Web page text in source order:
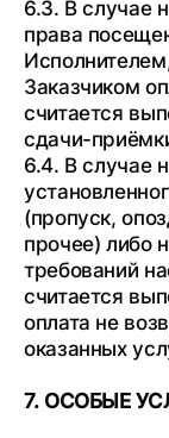
6.3. В случае
права
Заказчиком
считается
сдачи-
6.4. В случае
(пропуск,
прочее) либо
требований
считается
оплата не
оказанных
7. ОСОБЫЕ